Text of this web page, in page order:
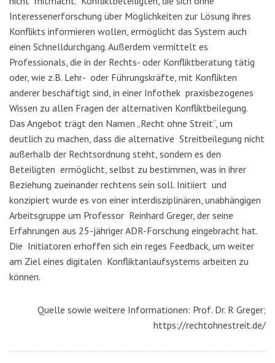
Interessenerforschung über Möglichkeiten zur Lösung ihres
Konflikts informieren wollen, ermöglicht das System auch
einen Schnelldurchgang. Außerdem vermittelt es
Professionals, die in der Rechts- oder Konfliktberatung tätig
oder, wie z.B. Lehr- oder Führungskräfte, mit Konflikten
anderer beschäftigt sind, in einer Infothek praxisbezogenes
Wissen zu allen Fragen der alternativen Konfliktbeilegung.
Das Angebot trägt den Namen „Recht ohne Streit“, um
deutlich zu machen, dass die alternative Streitbeilegung nicht
außerhalb der Rechtsordnung steht, sondern es den
Beteiligten ermöglicht, selbst zu bestimmen, was in ihrer
Beziehung zueinander rechtens sein soll. Initiiert und
konzipiert wurde es von einer interdisziplinären, unabhängigen
Arbeitsgruppe um Professor Reinhard Greger, der seine
Erfahrungen aus 25-jähriger ADR-Forschung eingebracht hat.
Die Initiatoren erhoffen sich ein reges Feedback, um weiter
am Ziel eines digitalen Konfliktanlaufsystems arbeiten zu
können.
Quelle sowie weitere Informationen: Prof. Dr. R Greger;
https://rechtohnestreit.de/